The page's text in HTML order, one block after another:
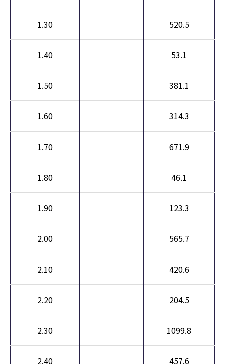
1.30 520.5
1.40 53.1
1.50 381.1
1.60 314.3
1.70 671.9
1.80 46.1
1.90 123.3
2.00 565.7
2.10 420.6
2.20 204.5
2.30 1099.8
2.40 457.6